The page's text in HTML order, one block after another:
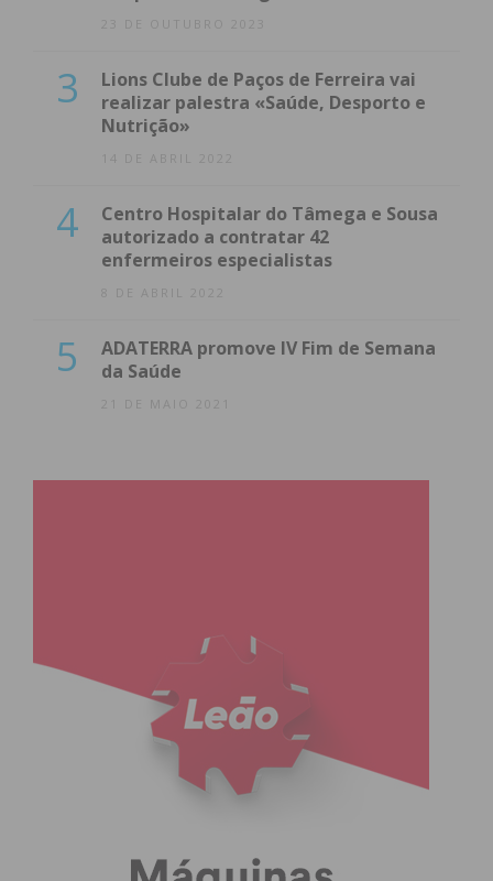
23 DE OUTUBRO 2023
3
Lions Clube de Paços de Ferreira vai
realizar palestra «Saúde, Desporto e
Nutrição»
14 DE ABRIL 2022
4
Centro Hospitalar do Tâmega e Sousa
autorizado a contratar 42
enfermeiros especialistas
8 DE ABRIL 2022
5
ADATERRA promove IV Fim de Semana
da Saúde
21 DE MAIO 2021